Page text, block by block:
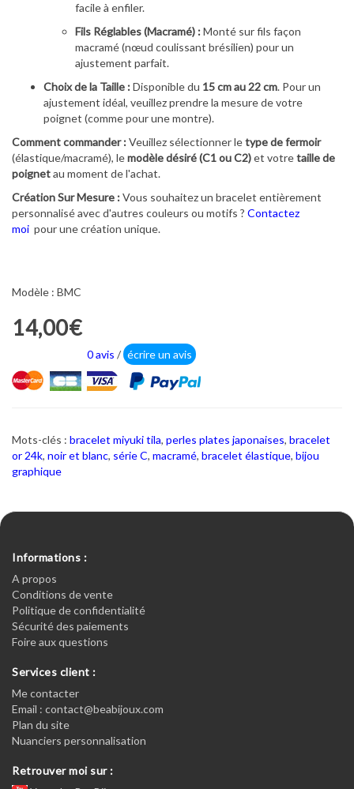
facile à enfiler.
Fils Réglables (Macramé) :Monté sur fils façon
macramé (nœud coulissant brésilien) pour un
ajustement parfait.
Choix de la Taille :Disponible du 15 cm au 22 cm. Pour un
ajustement idéal, veuillez prendre la mesure de votre
poignet (comme pour une montre).
Comment commander :Veuillez sélectionner letype de fermoir
(élastique/macramé), lemodèle désiré (C1 ou C2)et votretaille de
poignetau moment de l'achat.
Création Sur Mesure :Vous souhaitez un bracelet entièrement
personnalisé avec d'autres couleurs ou motifs ? Contactez
moi pour une création unique.
Modèle : BMC
14,00€
0 avis / écrire un avis
Mots-clés : bracelet miyuki tila, perles plates japonaises, bracelet
or 24k, noir et blanc, série C, macramé, bracelet élastique, bijou
graphique
Informations :
A propos
Conditions de vente
Politique de confidentialité
Sécurité des paiements
Foire aux questions
Services client :
Me contacter
Email : contact@beabijoux.com
Plan du site
Nuanciers personnalisation
Retrouver moi sur :